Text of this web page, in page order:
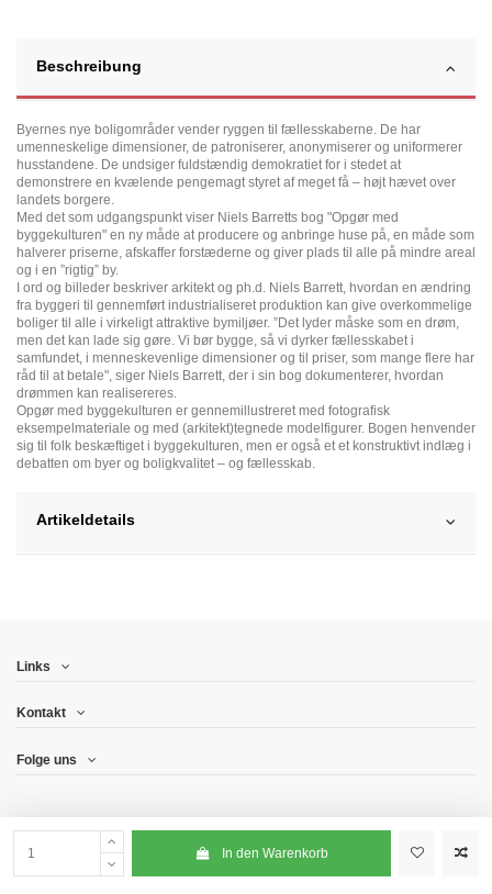
In den Warenkorb
Beschreibung
Byernes nye boligområder vender ryggen til fællesskaberne. De har
umenneskelige dimensioner, de patroniserer, anonymiserer og uniformerer
husstandene. De undsiger fuldstændig demokratiet for i stedet at
demonstrere en kvælende pengemagt styret af meget få – højt hævet over
landets borgere.
Med det som udgangspunkt viser Niels Barretts bog "Opgør med
byggekulturen" en ny måde at producere og anbringe huse på, en måde som
halverer priserne, afskaffer forstæderne og giver plads til alle på mindre areal
og i en ”rigtig” by.
I ord og billeder beskriver arkitekt og ph.d. Niels Barrett, hvordan en ændring
fra byggeri til gennemført industrialiseret produktion kan give overkommelige
boliger til alle i virkeligt attraktive bymiljøer. ”Det lyder måske som en drøm,
men det kan lade sig gøre. Vi bør bygge, så vi dyrker fællesskabet i
samfundet, i menneskevenlige dimensioner og til priser, som mange flere har
råd til at betale", siger Niels Barrett, der i sin bog dokumenterer, hvordan
drømmen kan realisereres.
Opgør med byggekulturen er gennemillustreret med fotografisk
eksempelmateriale og med (arkitekt)tegnede modelfigurer. Bogen henvender
sig til folk beskæftiget i byggekulturen, men er også et et konstruktivt indlæg i
debatten om byer og boligkvalitet – og fællesskab.
Artikeldetails
Links
Kontakt
Folge uns